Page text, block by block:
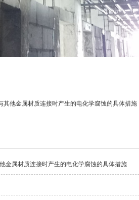
他金属材质连接时产生的电化学腐蚀的具体措施
金属材质连接时产生的电化学腐蚀的具体措施